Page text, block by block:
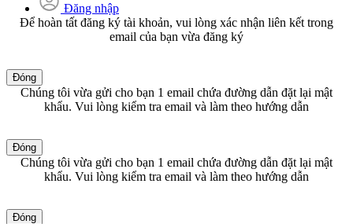
Đăng nhập
Để hoàn tất đăng ký tài khoản, vui lòng xác nhận liên kết trong
email của bạn vừa đăng ký
Đóng
Chúng tôi vừa gửi cho bạn 1 email chứa đường dẫn đặt lại mật
khẩu. Vui lòng kiểm tra email và làm theo hướng dẫn
Đóng
Chúng tôi vừa gửi cho bạn 1 email chứa đường dẫn đặt lại mật
khẩu. Vui lòng kiểm tra email và làm theo hướng dẫn
Đóng